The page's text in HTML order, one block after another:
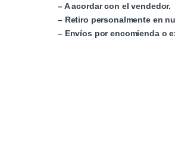
– A acordar con el vendedor.
– Retiro personalmente en
– Envíos por encomienda o